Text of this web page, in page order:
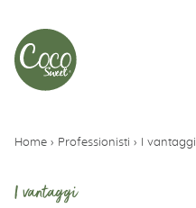
Vai al menu
Accedi al contenuto
Home › Professionisti › I
I vantaggi